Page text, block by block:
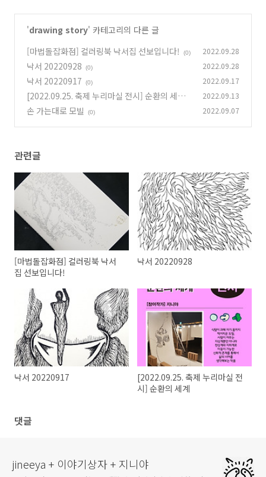
'drawing story' 카테고리의 다른 글
[마법돌잡화점] 컬러링북 낙서집 선보입니다!
(0) 2022.09.28
낙서 20220928 (0) 2022.09.28
낙서 20220917 (0) 2022.09.17
[2022.09.25. 축제 누리마실 전시] 순환의 세계
(0)
2022.09.13
손 가는대로 모빌 (0) 2022.09.07
관련글
[마법돌잡화점] 컬러링북 낙서
집 선보입니다!
낙서 20220928
낙서 20220917
[2022.09.25. 축제 누리마실 전
시] 순환의 세계
댓글
jineeya + 이야기상자 + 지니야